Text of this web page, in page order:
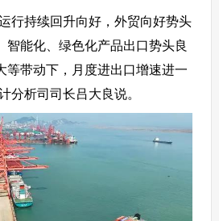
行持续回升向好，外贸向好势头
智能化、绿色化产品出口势头良
等带动下，月度进出口增速进一
分析司司长吕大良说。